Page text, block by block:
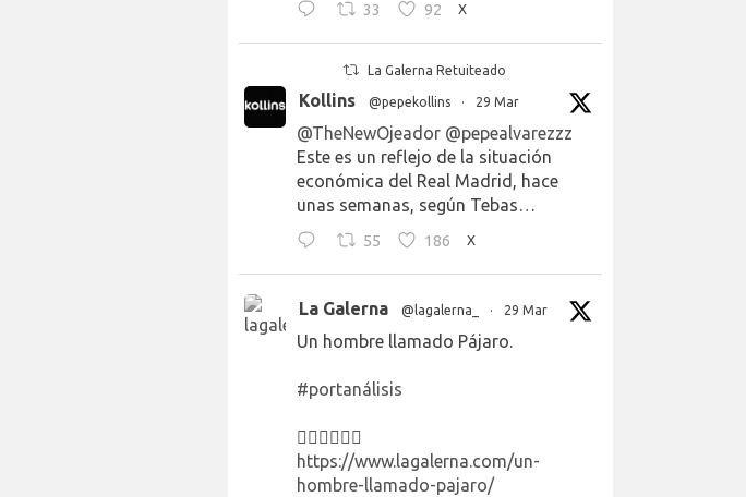
33 92 X
La Galerna Retuiteado
Kollins @pepekollins · 29 Mar
@TheNewOjeador @pepealvarezzz
Este es un reflejo de la situación
económica del Real Madrid, hace
unas semanas, según Tebas…
55 186 X
La Galerna @lagalerna_ · 29 Mar
Un hombre llamado Pájaro.
#portanálisis
👉🏻👉🏻👉🏻
https://www.lagalerna.com/un-
hombre-llamado-pajaro/